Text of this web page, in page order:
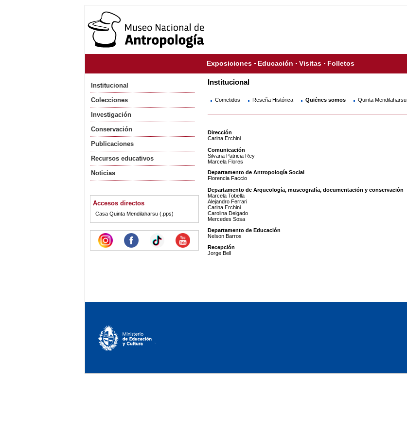
Exposiciones Educación Visitas Folletos
Institucional
Colecciones
Investigación
Conservación
Publicaciones
Recursos educativos
Noticias
Accesos directos
Casa Quinta Mendilaharsu (.pps)
Institucional
Cometidos Reseña Histórica Quiénes somos Quinta Mendilaharsu
Dirección
Carina Erchini
Comunicación
Silvana Patricia Rey
Marcela Flores
Departamento de Antropología Social
Florencia Faccio
Departamento de Arqueología, museografía, documentación y conservación
Marcela Tobella
Alejandro Ferrari
Carina Erchini
Carolina Delgado
Mercedes Sosa
Departamento de Educación
Nelson Barros
Recepción
Jorge Bell